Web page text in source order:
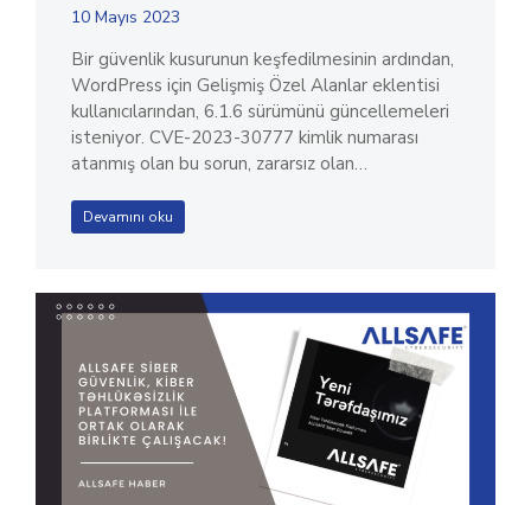
10 Mayıs 2023
Bir güvenlik kusurunun keşfedilmesinin ardından,
WordPress için Gelişmiş Özel Alanlar eklentisi
kullanıcılarından, 6.1.6 sürümünü güncellemeleri
isteniyor. CVE-2023-30777 kimlik numarası
atanmış olan bu sorun, zararsız olan…
Devamını oku